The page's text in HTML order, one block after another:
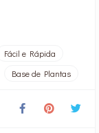
Fácil e Rápida
Base de Plantas